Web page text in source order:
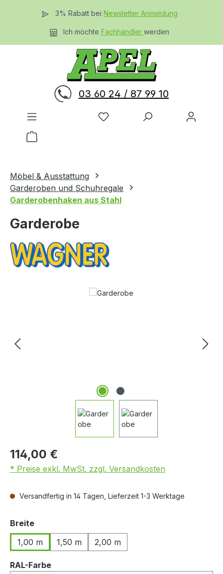
Zum Hauptinhalt springen
3% Rabatt bei Newsletter Anmeldung
Ich möchteFachhändlerwerden
03 60 24 / 87 99 10
Du hast 0 Produkte auf dem
Warenkorb enthält 0 Positionen. Der
Möbel & Ausstattung
Garderoben und Schuhregale
Garderobenhaken aus Stahl
Garderobe
Bildergalerie überspringen
114,00 €
* Preise exkl. MwSt. zzgl. Versandkosten
Versandfertig in 14 Tagen, Lieferzeit 1-3 Werktage
Breiteauswählen
1,00 m
1,50 m 2,00 m
RAL-Farbeauswählen